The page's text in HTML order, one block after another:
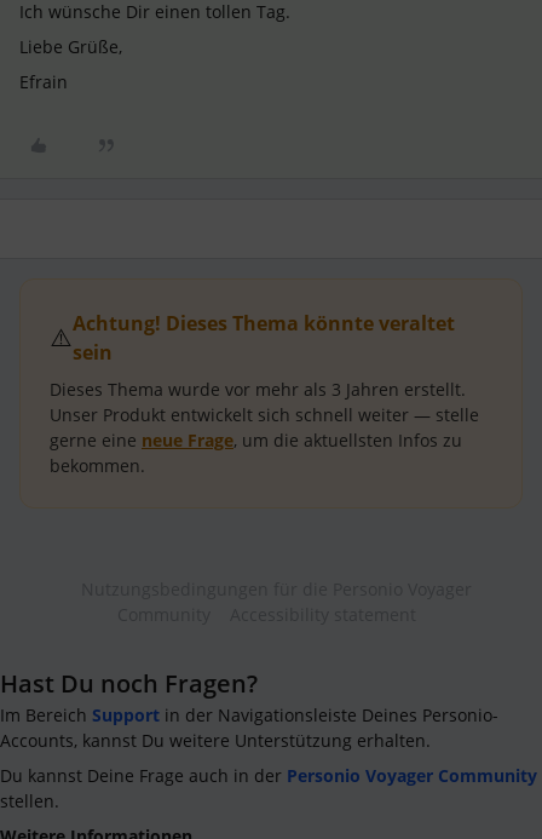
Ich wünsche Dir einen tollen Tag.
Liebe Grüße,
Efrain
⚠️Achtung! Dieses Thema könnte veraltet
sein
Dieses Thema wurde vor mehr als 3 Jahren erstellt.
Unser Produkt entwickelt sich schnell weiter — stelle
gerne eine neue Frage, um die aktuellsten Infos zu
bekommen.
Hast Du noch Fragen?
Im Bereich Support in der Navigationsleiste Deines Personio-
Accounts, kannst Du weitere Unterstützung erhalten.
Du kannst Deine Frage auch in der Personio Voyager Community
stellen.